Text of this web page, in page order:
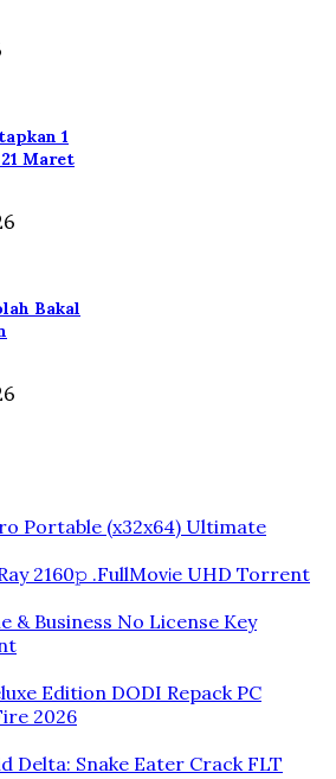
1
Maret
Bakal
Portable (x32x64) Ultimate
2160𝚙 .FullMov𝗂e UHD Torrent
& Business No License Key
Edition DODI Repack PC
2026
Delta: Snake Eater Crack FLT